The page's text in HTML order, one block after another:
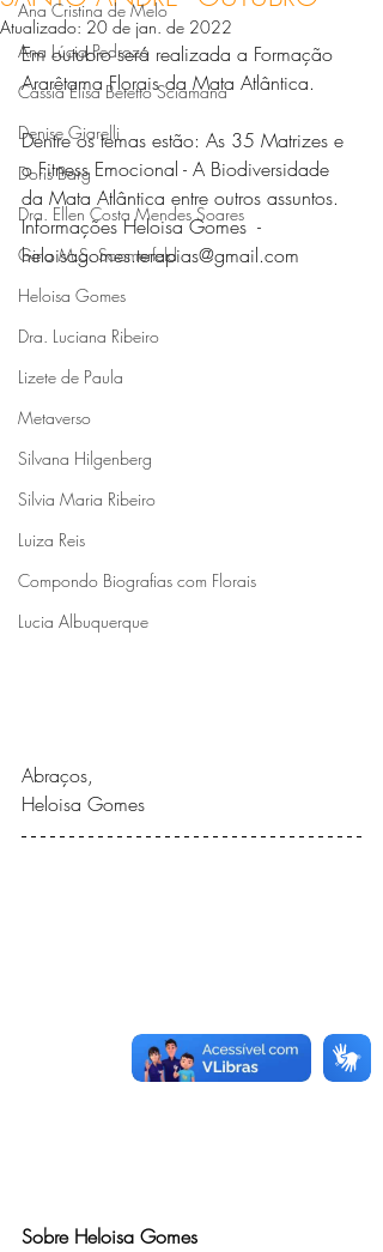
Ana Cristina de Melo
Ana Lúcia Pedrozo
Cássia Elisa Betetto Sciamana
Denise Giarelli
Doris Barg
Dra. Ellen Costa Mendes Soares
Gina M.S. Soomerfeld
Heloisa Gomes
Dra. Luciana Ribeiro
Lizete de Paula
Metaverso
Silvana Hilgenberg
Silvia Maria Ribeiro
Luiza Reis
Compondo Biografias com Florais
Lucia Albuquerque
Atualizado: 20 de jan. de 2022
Em outubro será realizada a Formação
Ararêtama Florais da Mata Atlântica.
Dentre os temas estão: As 35 Matrizes e
o Fitness Emocional - A Biodiversidade
da Mata Atlântica entre outros assuntos.
Informações Heloisa Gomes  -
heloisagomes.terapias@gmail.com
Abraços,
Heloisa Gomes
Sobre Heloisa Gomes